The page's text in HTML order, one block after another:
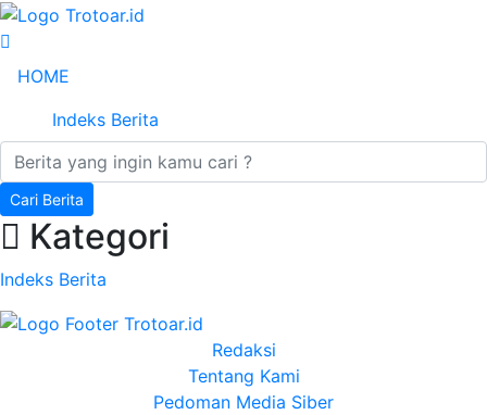
HOME
Indeks Berita
Cari Berita
Kategori
Indeks Berita
Redaksi
Tentang Kami
Pedoman Media Siber